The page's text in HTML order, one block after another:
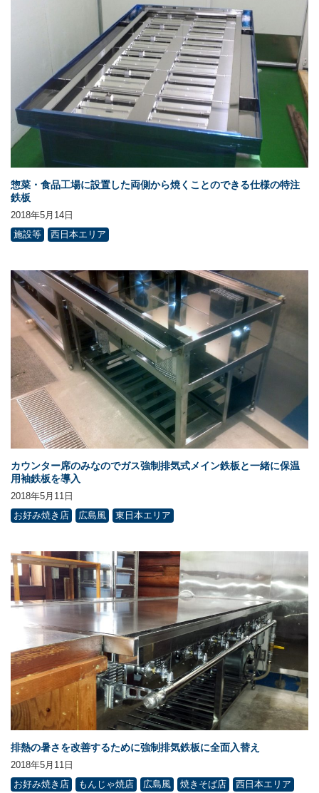
惣菜・食品工場に設置した両側から焼くことのできる仕様の特注
鉄板
2018年5月14日
施設等
西日本エリア
カウンター席のみなのでガス強制排気式メイン鉄板と一緒に保温
用袖鉄板を導入
2018年5月11日
お好み焼き店
広島風 東日本エリア
排熱の暑さを改善するために強制排気鉄板に全面入替え
2018年5月11日
お好み焼き店
もんじゃ焼店 広島風 焼きそば店 西日本エリア